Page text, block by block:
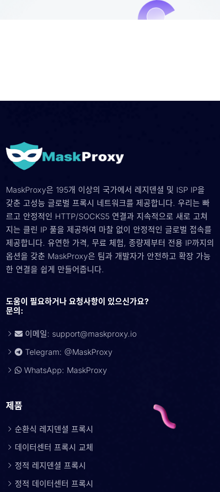
MaskProxy은 195개 이상의 국가에서 레지덴셜 및 ISP IP을
갖춘 고성능 글로벌 프록시 네트워크를 제공합니다. 우리는 빠
르고 안정적인 HTTP/SOCKS5 연결과 지속적으로 새로 고쳐
지는 클린 IP 풀을 제공하여 마찰 없이 안정적인 글로벌 접속를
제공합니다. 유연한 가격, 무료 체험, 종량제부터 전용 IP까지의
옵션을 갖춘 MaskProxy은 팀과 개발자가 안전하고 확장 가능
한 연결을 쉽게 만들어줍니다.
도움이 필요하거나 요청사항이 있으신가요?
문의:
이메일: support@maskproxy.io
Telegram: @MaskProxy
WhatsApp: MaskProxy
제품
순환식 레지덴셜 프록시
데이터센터 프록시 교체
정적 레지덴셜 프록시
정적 데이터센터 프록시